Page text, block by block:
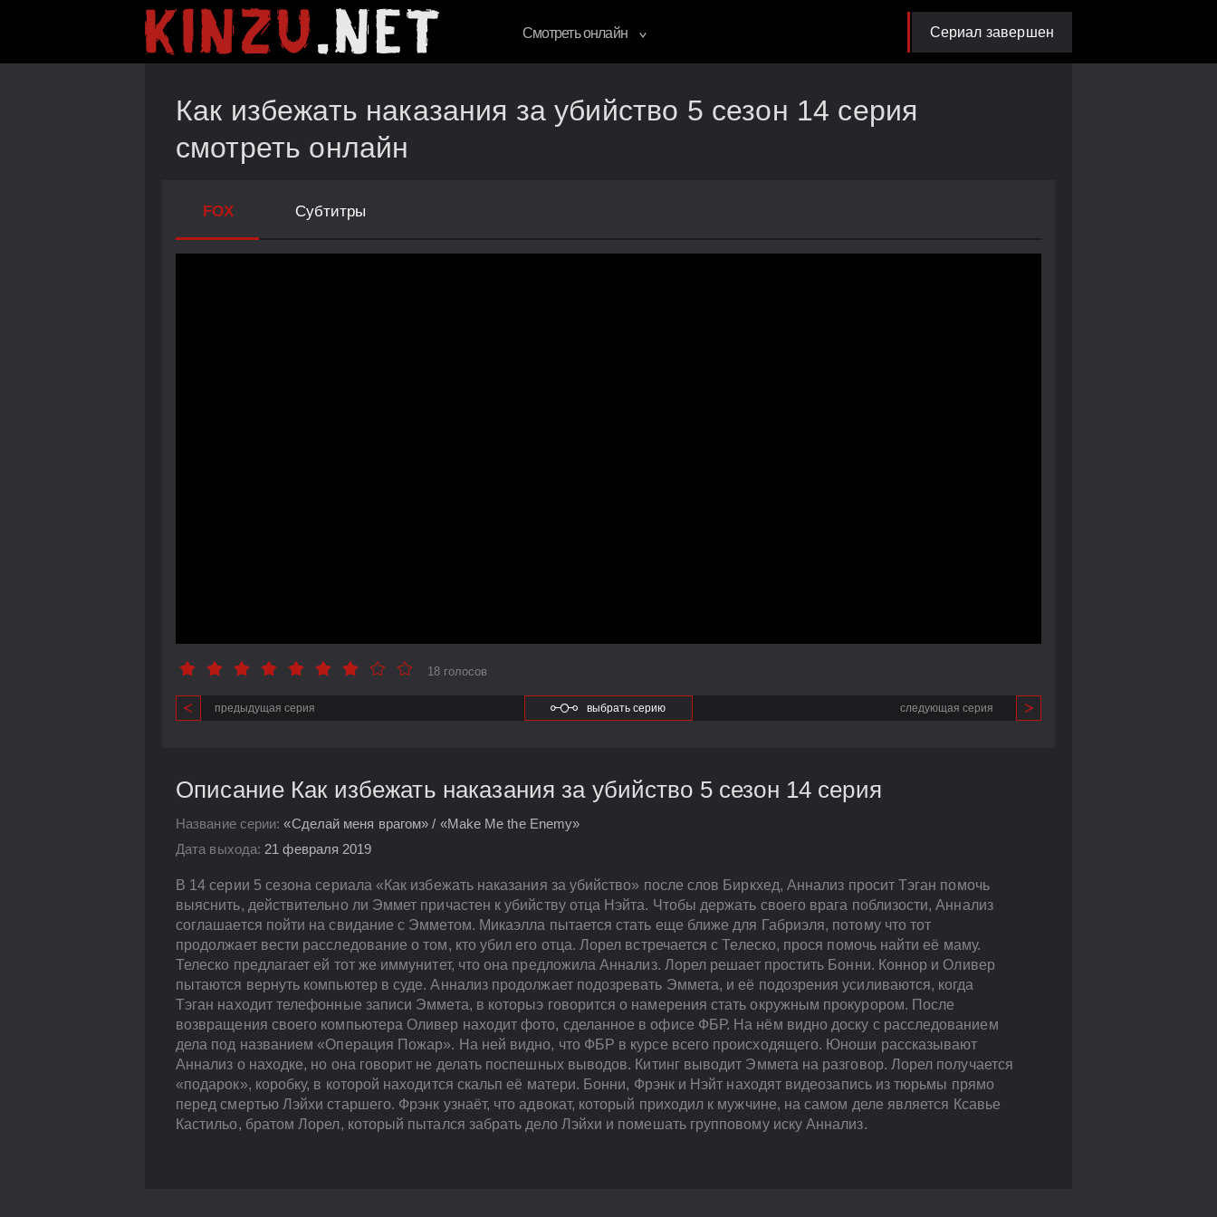
Смотреть онлайн Сериал завершен
Как избежать наказания за убийство 5 сезон 14 серия
смотреть онлайн
FOX Субтитры
18 голосов
предыдущая серия выбрать серию следующая серия
Описание Как избежать наказания за убийство 5 сезон 14 серия
Название серии:«Сделай меня врагом» / «Make Me the Enemy»
Дата выхода: 21 февраля 2019
В 14 серии 5 сезона сериала «Как избежать наказания за убийство» после слов Биркхед, Аннализ просит Тэган помочь
выяснить, действительно ли Эммет причастен к убийству отца Нэйта. Чтобы держать своего врага поблизости, Аннализ
соглашается пойти на свидание с Эмметом. Микаэлла пытается стать еще ближе для Габриэля, потому что тот
продолжает вести расследование о том, кто убил его отца. Лорел встречается с Телеско, прося помочь найти её маму.
Телеско предлагает ей тот же иммунитет, что она предложила Аннализ. Лорел решает простить Бонни. Коннор и Оливер
пытаются вернуть компьютер в суде. Аннализ продолжает подозревать Эммета, и её подозрения усиливаются, когда
Тэган находит телефонные записи Эммета, в которыэ говорится о намерения стать окружным прокурором. После
возвращения своего компьютера Оливер находит фото, сделанное в офисе ФБР. На нём видно доску с расследованием
дела под названием «Операция Пожар». На ней видно, что ФБР в курсе всего происходящего. Юноши рассказывают
Аннализ о находке, но она говорит не делать поспешных выводов. Китинг выводит Эммета на разговор. Лорел получается
«подарок», коробку, в которой находится скальп её матери. Бонни, Фрэнк и Нэйт находят видеозапись из тюрьмы прямо
перед смертью Лэйхи старшего. Фрэнк узнаёт, что адвокат, который приходил к мужчине, на самом деле является Ксавье
Кастильо, братом Лорел, который пытался забрать дело Лэйхи и помешать групповому иску Аннализ.